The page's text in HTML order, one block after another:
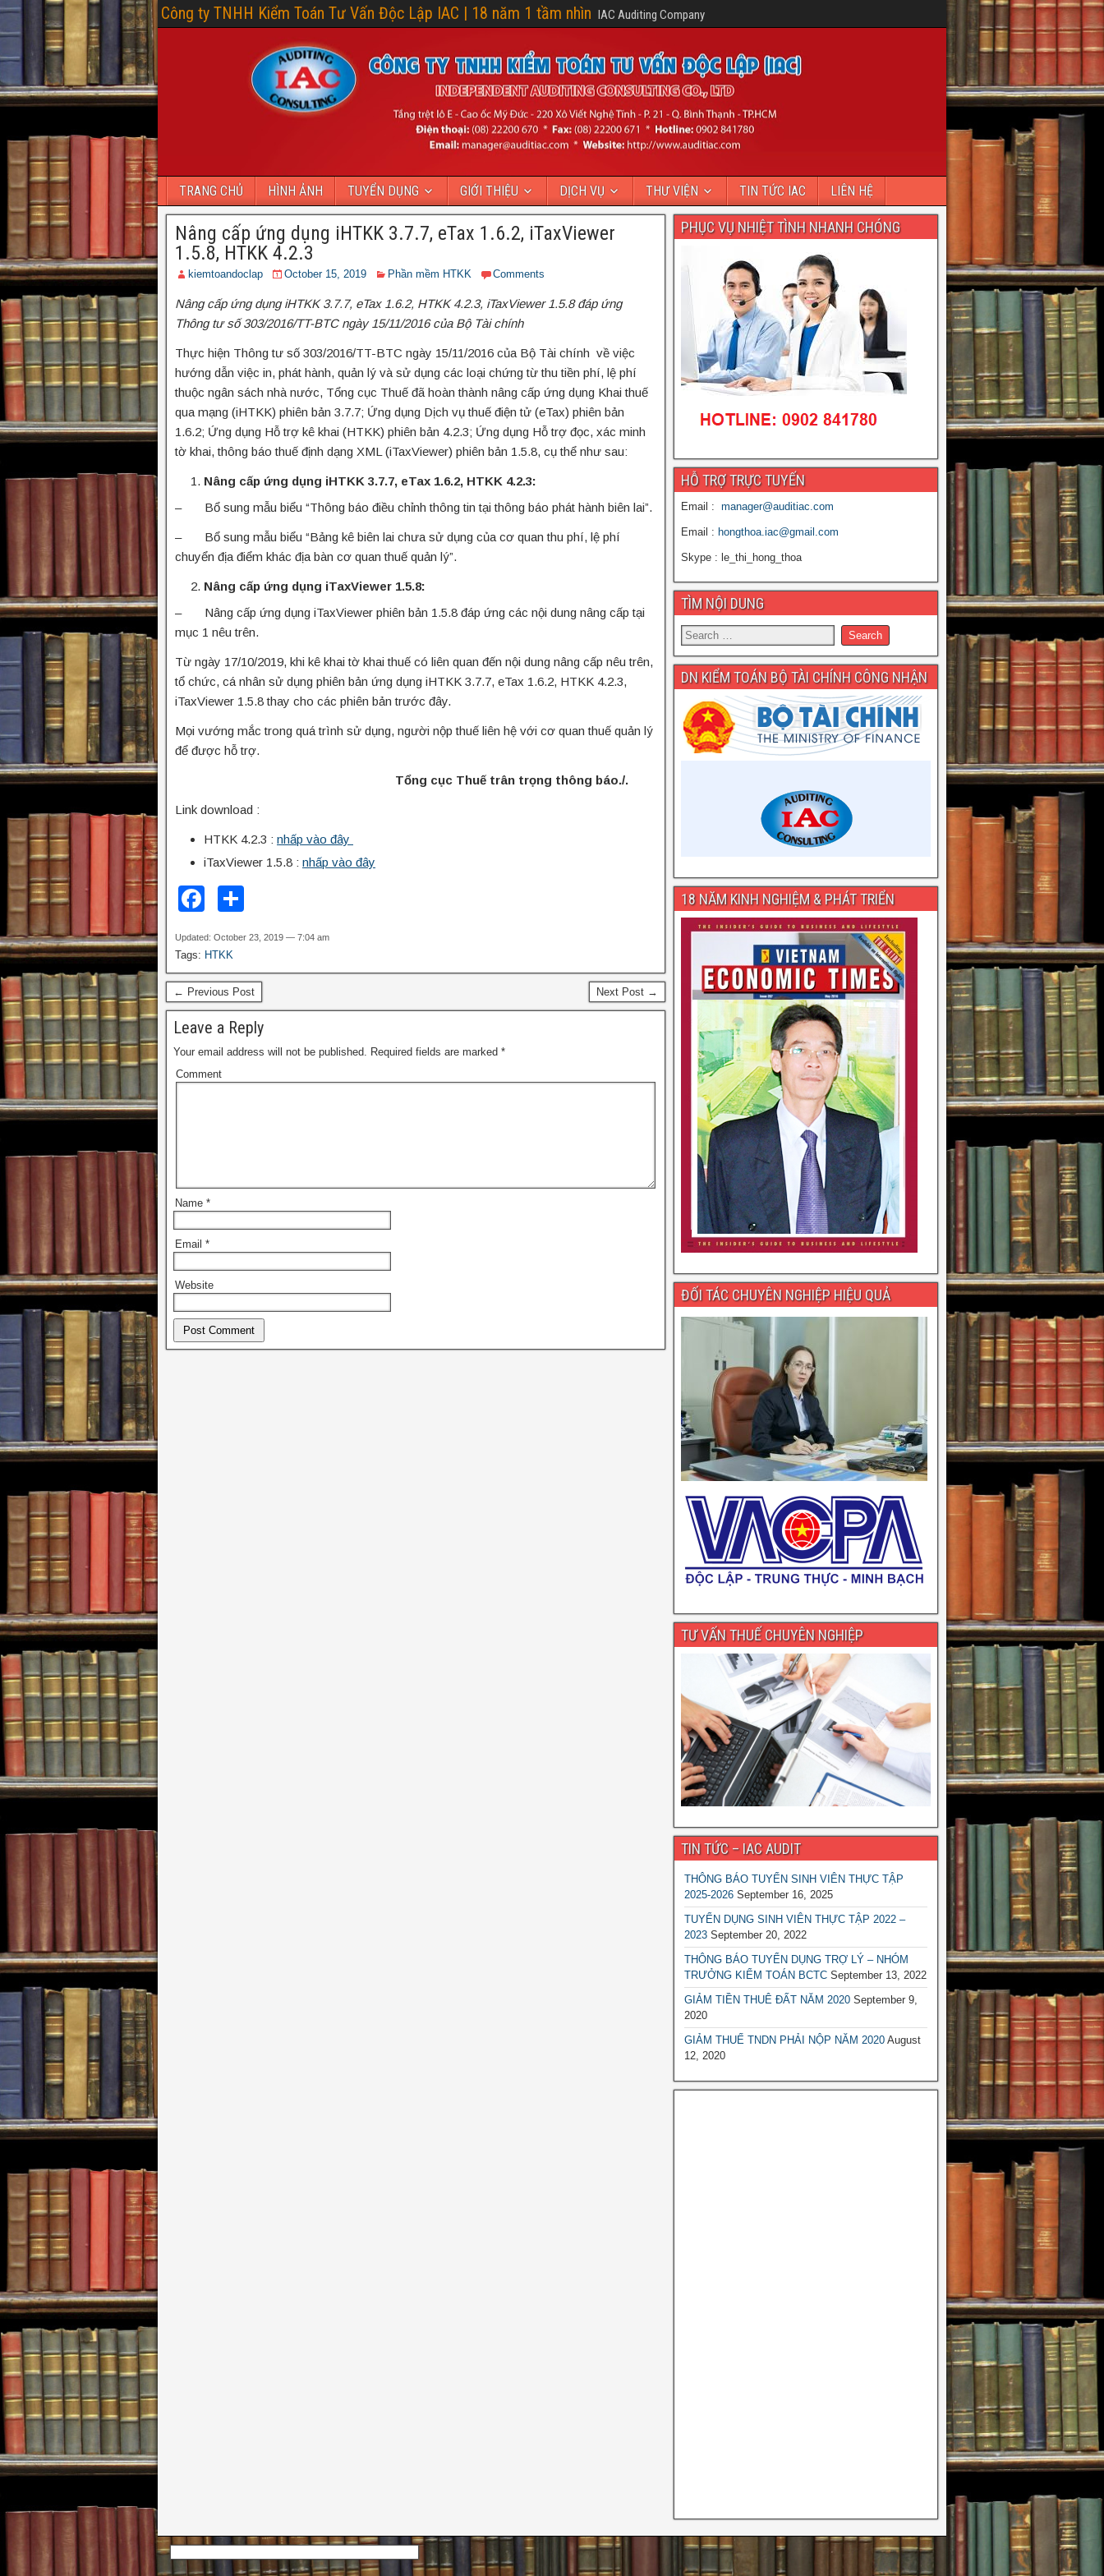
Công ty TNHH Kiểm Toán Tư Vấn Độc Lập IAC | 18 năm 1 tầm nhìn IAC Auditing Company
TRANG CHỦ HÌNH ẢNH TUYỂN DỤNG GIỚI THIỆU DỊCH VỤ THƯ VIỆN TIN TỨC IAC LIÊN HỆ
Nâng cấp ứng dụng iHTKK 3.7.7, eTax 1.6.2, iTaxViewer
1.5.8, HTKK 4.2.3
kiemtoandoclap October 15, 2019 Phần mềm HTKK Comments
Nâng cấp ứng dụngiHTKK 3.7.7, eTax 1.6.2, HTKK 4.2.3, iTaxViewer 1.5.8đáp ứng
Thông tư số 303/2016/TT-BTC ngày 15/11/2016 của Bộ Tài chính
Thực hiện Thông tư số 303/2016/TT-BTC ngày 15/11/2016 của Bộ Tài chính về việc
hướng dẫn việc in, phát hành, quản lý và sử dụng các loại chứng từ thu tiền phí, lệ phí
thuộc ngân sách nhà nước, Tổng cục Thuế đã hoàn thành nâng cấp ứng dụng Khai thuế
qua mạng (iHTKK) phiên bản 3.7.7; Ứng dụng Dịch vụ thuế điện tử (eTax) phiên bản
1.6.2; Ứng dụng Hỗ trợ kê khai (HTKK) phiên bản 4.2.3; Ứng dụng Hỗ trợ đọc, xác minh
tờ khai, thông báo thuế định dạng XML (iTaxViewer) phiên bản 1.5.8, cụ thể như sau:
Nâng cấp ứng dụng iHTKK 3.7.7, eTax 1.6.2, HTKK 4.2.3:
– Bổ sung mẫu biểu “Thông báo điều chỉnh thông tin tại thông báo phát hành biên lai”.
– Bổ sung mẫu biểu “Bảng kê biên lai chưa sử dụng của cơ quan thu phí, lệ phí
chuyển địa điểm khác địa bàn cơ quan thuế quản lý”.
Nâng cấp ứng dụng iTaxViewer 1.5.8:
– Nâng cấp ứng dụng iTaxViewer phiên bản 1.5.8 đáp ứng các nội dung nâng cấp tại
mục 1 nêu trên.
Từ ngày 17/10/2019, khi kê khai tờ khai thuế có liên quan đến nội dung nâng cấp nêu trên,
tổ chức, cá nhân sử dụng phiên bản ứng dụng iHTKK 3.7.7, eTax 1.6.2, HTKK 4.2.3,
iTaxViewer 1.5.8 thay cho các phiên bản trước đây.
Mọi vướng mắc trong quá trình sử dụng, người nộp thuế liên hệ với cơ quan thuế quản lý
để được hỗ trợ.
Tổng cục Thuế trân trọng thông báo./.
Link download :
HTKK 4.2.3 : nhấp vào đây
iTaxViewer 1.5.8 : nhấp vào đây
c
e
b
o
o
k
ar
e
Updated: October 23, 2019 — 7:04 am
Tags: HTKK
← Previous Post Next Post →
Leave a Reply
Your email address will not be published. Required fields are marked *
Comment
Name *
Email *
Website
PHỤC VỤ NHIỆT TÌNH NHANH CHÓNG
HỖ TRỢ TRỰC TUYẾN
Email : manager@auditiac.com
Email : hongthoa.iac@gmail.com
Skype : le_thi_hong_thoa
TÌM NỘI DUNG
DN KIỂM TOÁN BỘ TÀI CHÍNH CÔNG NHẬN
18 NĂM KINH NGHIỆM & PHÁT TRIỂN
ĐỐI TÁC CHUYÊN NGHIỆP HIỆU QUẢ
TƯ VẤN THUẾ CHUYÊN NGHIỆP
TIN TỨC – IAC AUDIT
THÔNG BÁO TUYỂN SINH VIÊN THỰC TẬP
2025-2026 September 16, 2025
TUYỂN DỤNG SINH VIÊN THỰC TẬP 2022 –
2023 September 20, 2022
THÔNG BÁO TUYỂN DỤNG TRỢ LÝ – NHÓM
TRƯỞNG KIỂM TOÁN BCTC September 13, 2022
GIẢM TIỀN THUÊ ĐẤT NĂM 2020 September 9,
2020
GIẢM THUẾ TNDN PHẢI NỘP NĂM 2020 August
12, 2020